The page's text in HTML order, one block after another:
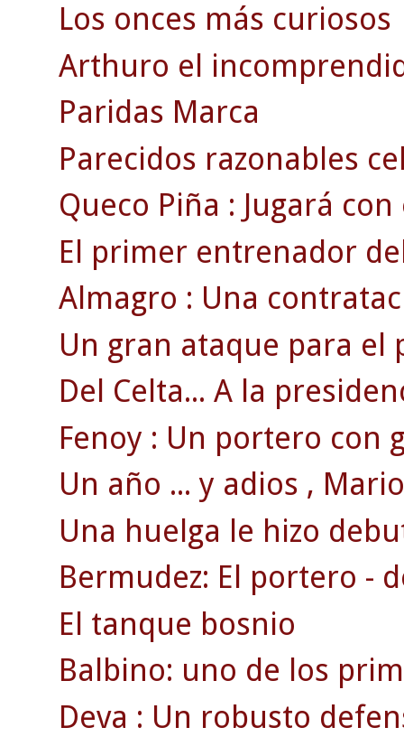
Los onces más curiosos
Arthuro el
Paridas Marca
Parecidos razonables
Queco Piña : Jugará
El primer entrenador
Almagro : Una
Un gran ataque para el
Del Celta... A la
Fenoy : Un portero con
Un año ... y adios ,
Una huelga le hizo
Bermudez: El portero -
El tanque bosnio
Balbino: uno de los
Deva : Un robusto